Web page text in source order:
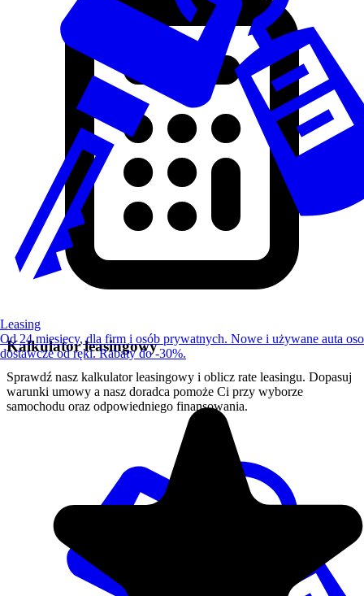
Kalkulator leasingowy
Sprawdź nasz kalkulator leasingowy i oblicz rate leasingu. Dopasuj
warunki umowy a nasz doradca pomoże Ci przy wyborze
samochodu oraz odpowiedniego finansowania.
Leasing
Od 24 miesięcy, dla firm i osób prywatnych. Nowe i używane auta
dostawcze od ręki. Rabaty do -30%.